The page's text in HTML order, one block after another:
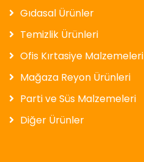
Gıdasal Ürünler
Temizlik Ürünleri
Ofis Kırtasiye Malzemeleri
Mağaza Reyon Ürünleri
Parti ve Süs Malzemeleri
Diğer Ürünler